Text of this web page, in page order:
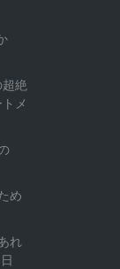
絶
メ
め
れ